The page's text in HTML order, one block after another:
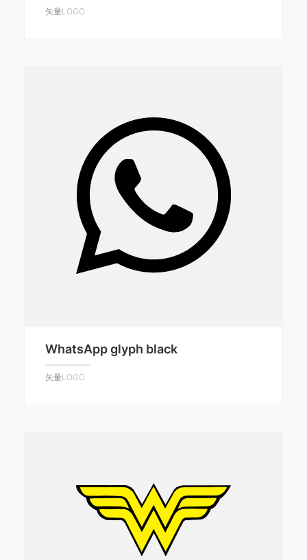
矢量LOGO
WhatsApp glyph black
矢量LOGO